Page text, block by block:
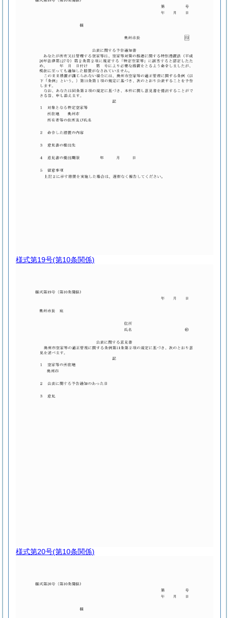
様式第19号(第10条関係)
様式第20号(第10条関係)